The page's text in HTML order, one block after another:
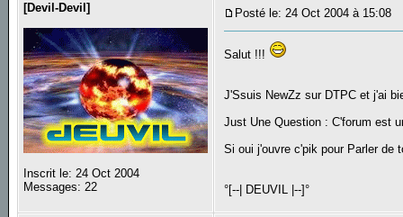
[Devil-Devil]
Inscrit le: 24 Oct 2004
Messages: 22
Posté le: 24 Oct 2004 à 15:08
Salut !!!
J'Ssuis NewZz sur DTPC et j'ai
Just Une Question : C'forum est
Si oui j'ouvre c'pik pour Parler
°[--| DEUVIL |--]°